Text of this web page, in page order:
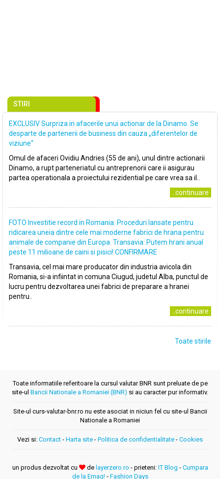
STIRI
EXCLUSIV Surpriza in afacerile unui actionar de la Dinamo. Se
desparte de partenerii de business din cauza „diferentelor de
viziune“
Omul de afaceri Ovidiu Andries (55 de ani), unul dintre actionarii
Dinamo, a rupt parteneriatul cu antreprenorii care ii asigurau
partea operationala a proiectului rezidential pe care vrea sa il..
..continuare
FOTO Investitie record in Romania. Proceduri lansate pentru
ridicarea uneia dintre cele mai moderne fabrici de hrana pentru
animale de companie din Europa. Transavia: Putem hrani anual
peste 11 milioane de caini si pisici! CONFIRMARE
Transavia, cel mai mare producator din industria avicola din
Romania, si-a infiintat in comuna Ciugud, judetul Alba, punctul de
lucru pentru dezvoltarea unei fabrici de preparare a hranei
pentru..
..continuare
Toate stirile
Toate informatiile referitoare la cursul valutar BNR sunt preluate de pe
site-ul Bancii Nationale a Romaniei (BNR) si au caracter pur informativ.
Site-ul curs-valutar-bnr.ro nu este asociat in niciun fel cu site-ul Bancii
Nationale a Romaniei
Vezi si: Contact - Harta site - Politica de confidentialitate - Cookies
un produs dezvoltat cu de layerzero.ro - prieteni: IT Blog - Cumpara
de la Emag!- Fashion Days